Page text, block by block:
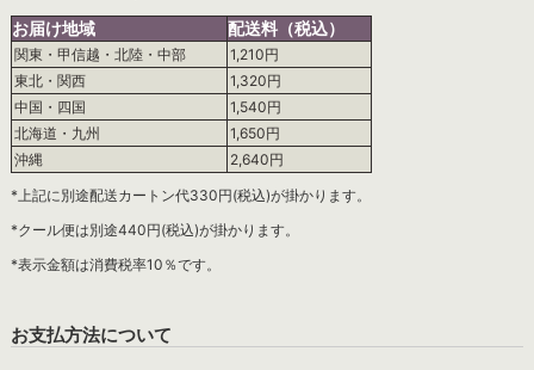
お届け地域
配送料（税込）
関東・甲信越・北陸・中部
1,210円
東北・関西
1,320円
中国・四国
1,540円
北海道・九州
1,650円
沖縄
2,640円
*上記に別途配送カートン代330円(税込)が掛かります。
*クール便は別途440円(税込)が掛かります。
*表示金額は消費税率10％です。
お支払方法について